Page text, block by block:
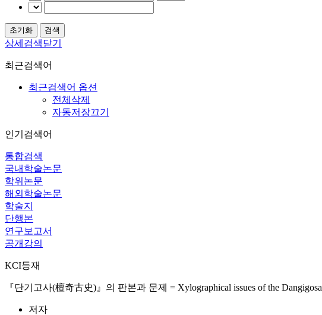
상세검색닫기
최근검색어
최근검색어 옵션
전체삭제
자동저장끄기
인기검색어
통합검색
국내학술논문
학위논문
해외학술논문
학술지
단행본
연구보고서
공개강의
KCI등재
『단기고사(檀奇古史)』의 판본과 문제 = Xylographical issues of the Dangigosa
저자